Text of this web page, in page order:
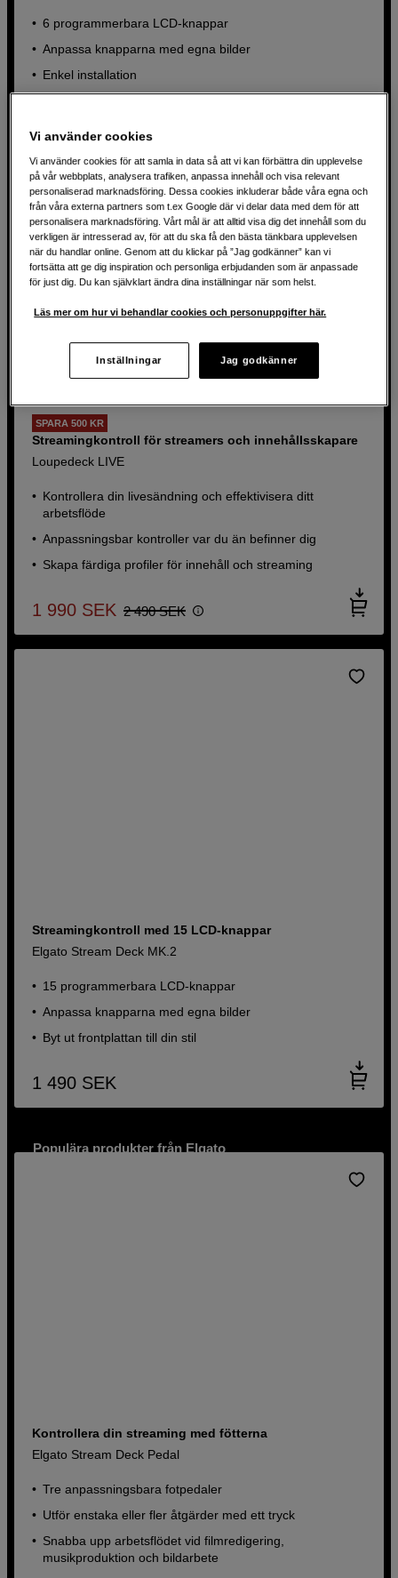
6 programmerbara LCD-knappar
Anpassa knapparna med egna bilder
Enkel installation
SPARA 500 KR
Streamingkontroll för streamers och innehållsskapare
Loupedeck LIVE
Kontrollera din livesändning och effektivisera ditt
arbetsflöde
Anpassningsbar kontroller var du än befinner dig
Skapa färdiga profiler för innehåll och streaming
1 990 SEK 2 490 SEK
Streamingkontroll med 15 LCD-knappar
Elgato Stream Deck MK.2
15 programmerbara LCD-knappar
Anpassa knapparna med egna bilder
Byt ut frontplattan till din stil
1 490 SEK
Populära produkter från Elgato
Kontrollera din streaming med fötterna
Elgato Stream Deck Pedal
Tre anpassningsbara fotpedaler
Utför enstaka eller fler åtgärder med ett tryck
Snabba upp arbetsflödet vid filmredigering,
musikproduktion och bildarbete
Vi använder cookies
Vi använder cookies för att samla in data så att vi kan förbättra din upplevelse
på vår webbplats, analysera trafiken, anpassa innehåll och visa relevant
personaliserad marknadsföring. Dessa cookies inkluderar både våra egna och
från våra externa partners som t.ex Google där vi delar data med dem för att
personalisera marknadsföring. Vårt mål är att alltid visa dig det innehåll som du
verkligen är intresserad av, för att du ska få den bästa tänkbara upplevelsen
när du handlar online. Genom att du klickar på ”Jag godkänner” kan vi
fortsätta att ge dig inspiration och personliga erbjudanden som är anpassade
för just dig. Du kan självklart ändra dina inställningar när som helst.
Läs mer om hur vi behandlar cookies och personuppgifter här.
Inställningar Jag godkänner